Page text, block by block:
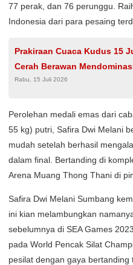
77 perak, dan 76 perunggu.
Indonesia dari para pesaing
Prakiraan Cuaca Kudus 15
Cerah Berawan
Rabu, 15 Juli 2026
Perolehan medali emas dari
55 kg) putri, Safira Dwi Melani
mudah setelah berhasil
dalam final. Bertanding di
Arena Muang Thong Thani di
Safira Dwi Melani Sumbang
ini kian melambungkan
sebelumnya di SEA Games
pada World Pencak Silat
pesilat dengan gaya